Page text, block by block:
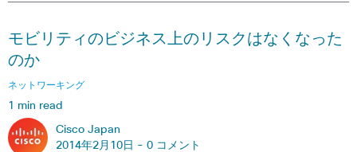
モビリティのビジネス上のリスクはなくなった
のか
ネットワーキング
1 min read
Cisco Japan
2014年2月10日 - 0 コメント